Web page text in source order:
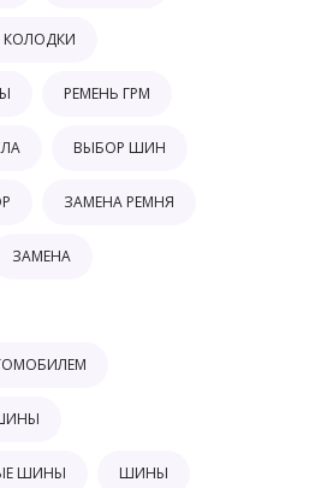
РЕМЕНЬ ГРМ
ВЫБОР ШИН
ЗАМЕНА РЕМНЯ
ЗАМЕНА
ШИНЫ ШИНЫ